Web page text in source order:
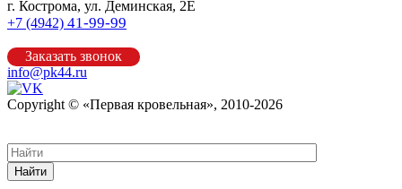
г. Кострома, ул. Деминская, 2Е
+7 (4942) 41-99-99
Заказать звонок
info@pk44.ru
Copyright © «Первая кровельная», 2010-2026
Найти